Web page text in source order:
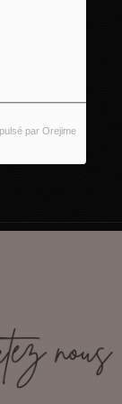
par Orejime